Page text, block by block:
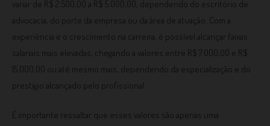
variar de R$ 2.500,00 a R$ 5.000,00, dependendo do escritório de
advocacia, do porte da empresa ou da área de atuação. Com a
experiência e o crescimento na carreira, é possível alcançar faixas
salariais mais elevadas, chegando a valores entre R$ 7.000,00 e R$
15.000,00 ou até mesmo mais, dependendo da especialização e do
prestígio alcançado pelo profissional.
É importante ressaltar que esses valores são apenas uma